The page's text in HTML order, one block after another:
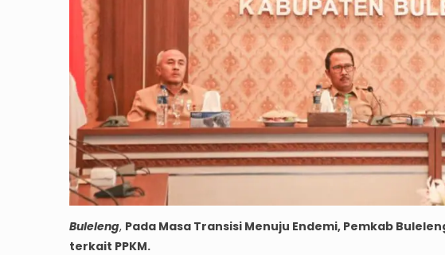
Buleleng, Pada Masa Transisi Menuju Endemi, Pemkab
terkait PPKM.